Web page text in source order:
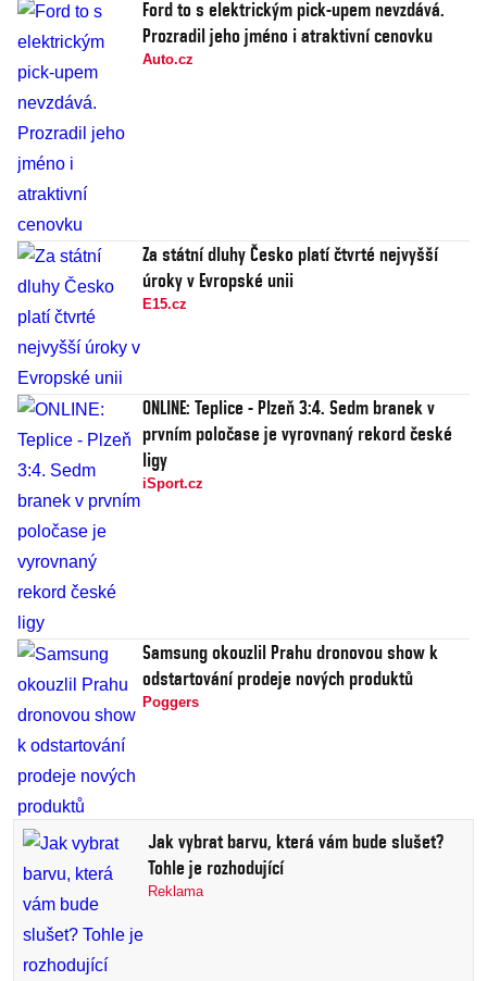
Ford to s elektrickým pick-upem nevzdává.
Prozradil jeho jméno i atraktivní cenovku
Auto.cz
Za státní dluhy Česko platí čtvrté nejvyšší
úroky v Evropské unii
E15.cz
ONLINE: Teplice - Plzeň 3:4. Sedm branek v
prvním poločase je vyrovnaný rekord české
ligy
iSport.cz
Samsung okouzlil Prahu dronovou show k
odstartování prodeje nových produktů
Poggers
Jak vybrat barvu, která vám bude slušet?
Tohle je rozhodující
Reklama